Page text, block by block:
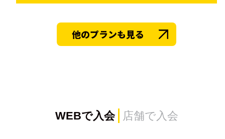
他のプランも見る
WEBで入会 店舗で入会